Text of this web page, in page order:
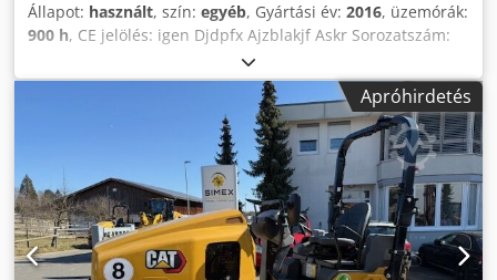
Állapot: használt, szín: egyéb, Gyártási év: 2016, üzemórák:
900 h, CE jelölés: igen Djdpfx Ajzblakjf Askr Sorozatszám:
H2007790 Eladó gépek! Böngéssze weboldalunkat
különféle, azonnal megvásárolható gépekért. Több opcióval
rendelkezünk, mint amennyi online látható, ezért bátran
hívjon vagy írjon nekünk bármikor. Minden gépünk teljes
körűen karbantartott és megbízhatóság szempontjából
átvizsgált. Képekre van szüksége? Csak lépjen kapcsolatba
velünk, és azonnal elküldjük őket Önnek. Holland, angol,
francia, német, spanyol és orosz nyelven is rendelkezésére
állunk. Ismerje meg megbízható gépeink széles
választékát.
Apróhirdetés